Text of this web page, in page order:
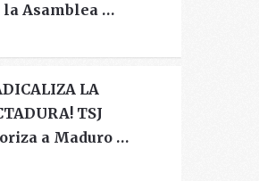
la Asamblea …
LA
TSJ
a Maduro …